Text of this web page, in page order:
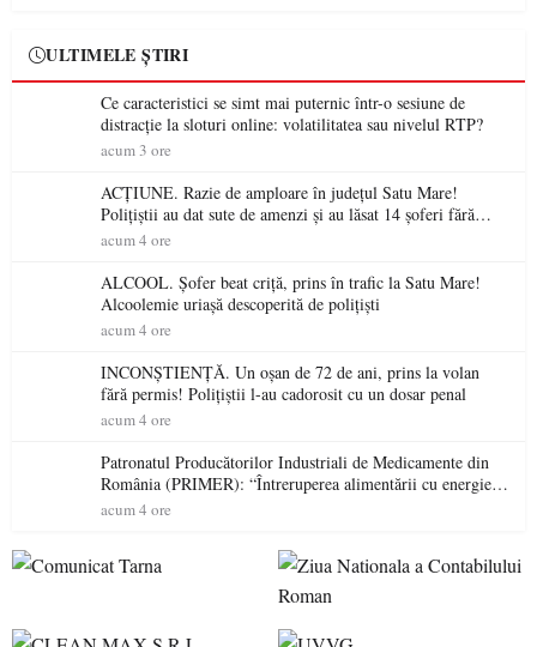
ULTIMELE ȘTIRI
Ce caracteristici se simt mai puternic într-o sesiune de
distracție la sloturi online: volatilitatea sau nivelul RTP?
acum 3 ore
ACȚIUNE. Razie de amploare în județul Satu Mare!
Polițiștii au dat sute de amenzi și au lăsat 14 șoferi fără
permis într-o singură zi
acum 4 ore
ALCOOL. Șofer beat criță, prins în trafic la Satu Mare!
Alcoolemie uriașă descoperită de polițiști
acum 4 ore
INCONȘTIENȚĂ. Un oșan de 72 de ani, prins la volan
fără permis! Polițiștii l-au cadorosit cu un dosar penal
acum 4 ore
Patronatul Producătorilor Industriali de Medicamente din
România (PRIMER): “Întreruperea alimentării cu energie
electrică a fabricilor de medicamente va pune în pericol
acum 4 ore